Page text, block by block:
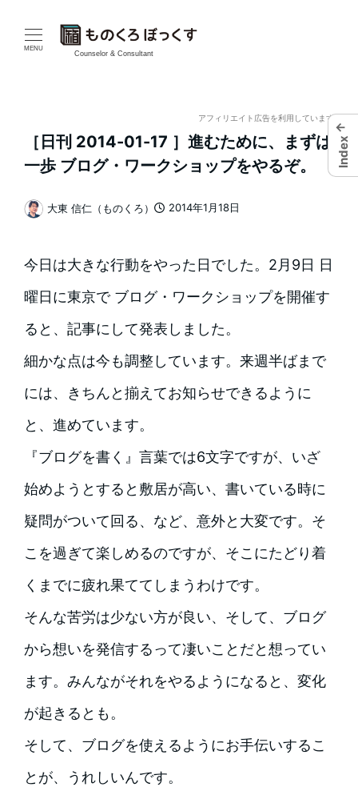
MENU
Counselor & Consultant
アフィリエイト広告を利用しています
［日刊 2014-01-17 ］進むために、まずは
一歩 ブログ・ワークショップをやるぞ。
2014年1月18日
著
大東 信仁（ものくろ）
今日は大きな行動をやった日でした。2月9日 日
曜日に東京で ブログ・ワークショップを開催す
ると、記事にして発表しました。
細かな点は今も調整しています。来週半ばまで
には、きちんと揃えてお知らせできるように
と、進めています。
『ブログを書く』言葉では6文字ですが、いざ
始めようとすると敷居が高い、書いている時に
疑問がついて回る、など、意外と大変です。そ
こを過ぎて楽しめるのですが、そこにたどり着
くまでに疲れ果ててしまうわけです。
そんな苦労は少ない方が良い、そして、ブログ
から想いを発信するって凄いことだと想ってい
ます。みんながそれをやるようになると、変化
が起きるとも。
そして、ブログを使えるようにお手伝いするこ
とが、うれしいんです。
←
Index